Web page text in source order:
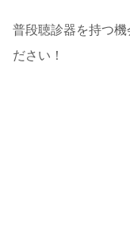
普段聴診器を持つ機
ださい！